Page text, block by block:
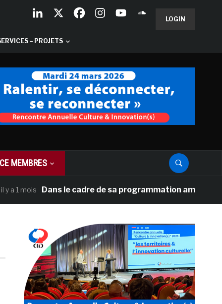
LOGIN
– PROJETS
MEMBRES
Dans le cadre de sa programmation américaine,